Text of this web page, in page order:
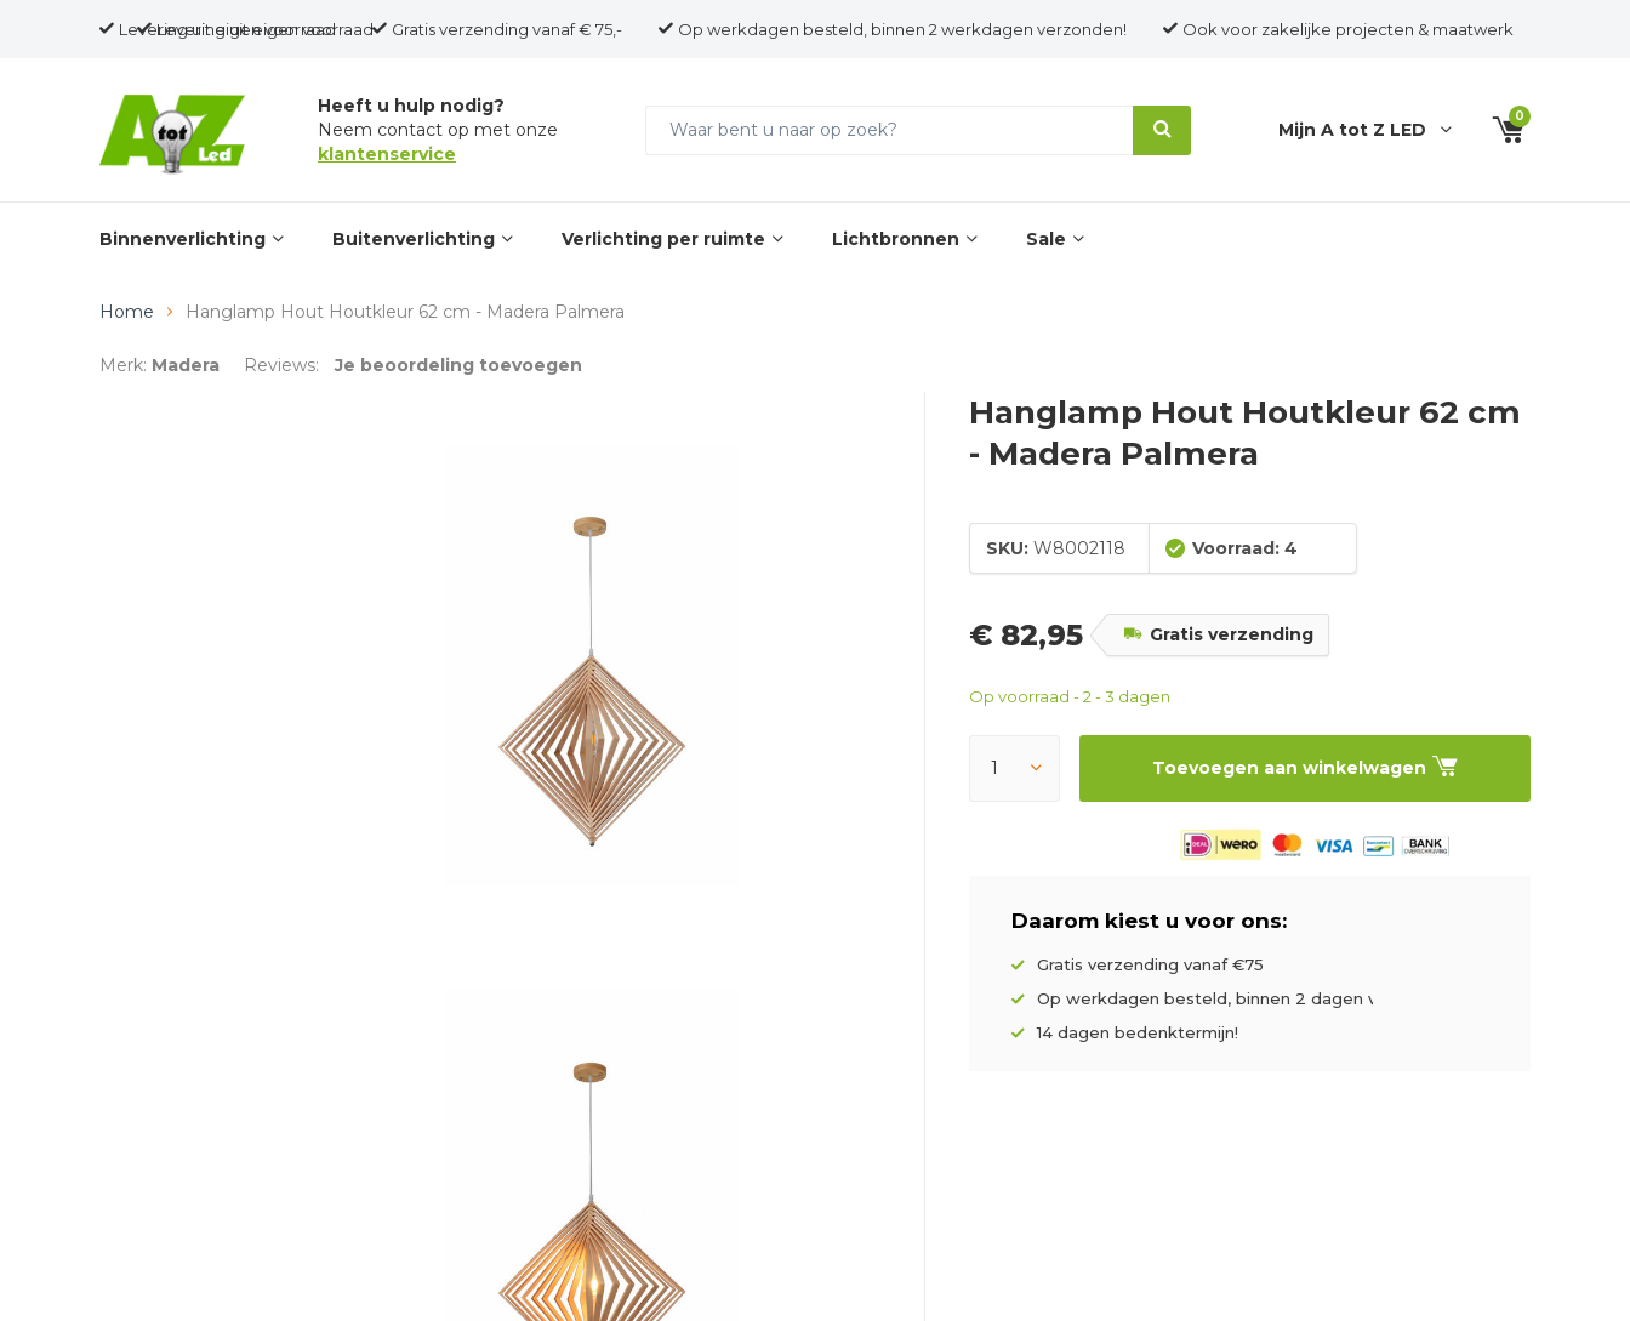
Binnenverlichting Buitenverlichting Verlichting per ruimte Lichtbronnen Sale
Levering uit eigen voorraad Gratis verzending vanaf € 75,- Op werkdagen besteld, binnen 2 werkdagen verzonden! Ook voor zakelijke projecten & maatwerk
Gratis verzending vanaf € 75,-
Heeft u hulp nodig?
Neem contact op met onze
klantenservice
Mijn A tot Z LED
0
Home Hanglamp Hout Houtkleur 62 cm - Madera Palmera
Merk: Madera Reviews: Je beoordeling toevoegen
Hanglamp Hout Houtkleur 62 cm
- Madera Palmera
SKU: W8002118 Voorraad: 4
€ 82,95 Gratis verzending
Op voorraad - 2 - 3 dagen
Toevoegen aan winkelwagen
Daarom kiest u voor ons:
Gratis verzending vanaf €75
Op werkdagen besteld, binnen 2 dagen verzonden
14 dagen bedenktermijn!